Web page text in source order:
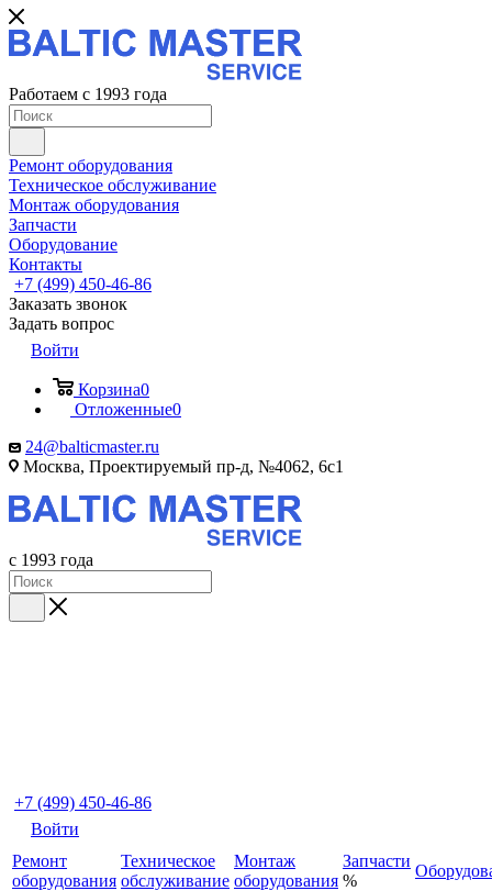
Работаем с 1993 года
Ремонт оборудования
Техническое обслуживание
Монтаж оборудования
Запчасти
Оборудование
Контакты
+7 (499) 450-46-86
Заказать звонок
Задать вопрос
Войти
Корзина0
Отложенные0
24@balticmaster.ru
Москва, Проектируемый пр-д, №4062, 6с1
с 1993 года
+7 (499) 450-46-86
Войти
Ремонт
оборудования
Техническое
обслуживание
Монтаж
оборудования
Запчасти
%